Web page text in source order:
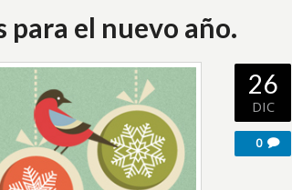
para el nuevo año.
26
DIC
0